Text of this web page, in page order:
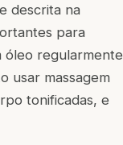
descrita na
para
óleo regularmente
usar massagem
tonificadas, e